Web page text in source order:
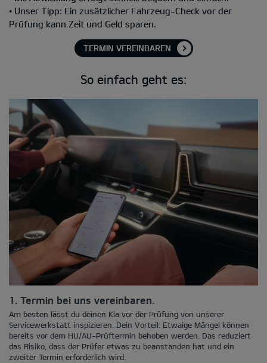
• Unser Tipp: Ein zusätzlicher Fahrzeug-Check vor der
Prüfung kann Zeit und Geld sparen.
TERMIN VEREINBAREN
So einfach geht es:
1. Termin bei uns vereinbaren.
Am besten lässt du deinen Kia vor der Prüfung von unserer
Servicewerkstatt inspizieren. Dein Vorteil: Etwaige Mängel können
bereits vor dem HU/AU-Prüftermin behoben werden. Das reduziert
das Risiko, dass der Prüfer etwas zu beanstanden hat und ein
zweiter Termin erforderlich wird.